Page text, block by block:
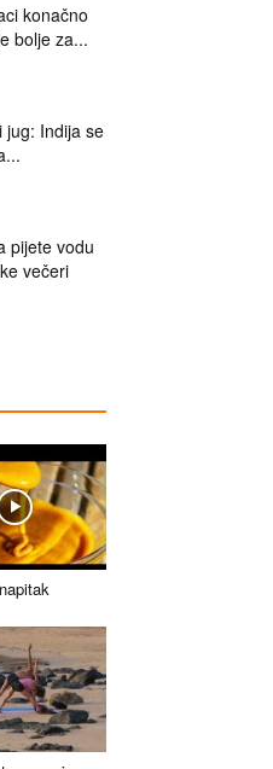
konačno
bolje za...
jug: Indija se
pijete vodu
večeri